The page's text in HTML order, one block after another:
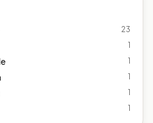
23
1
1
1
1
1